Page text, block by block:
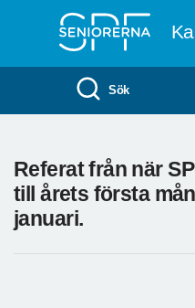
Sök
Referat från när
till årets första
januari.